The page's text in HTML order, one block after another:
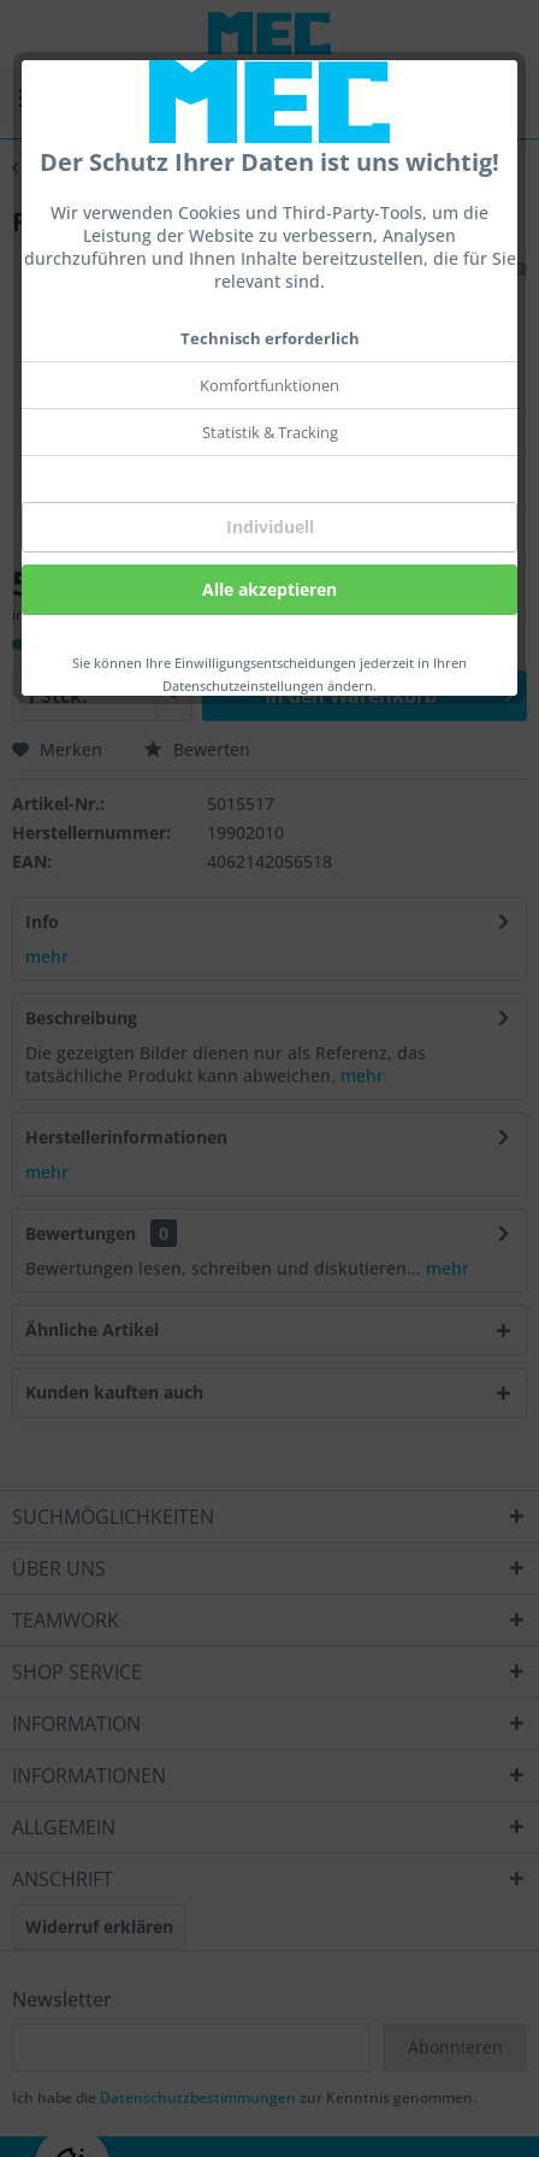
Der Schutz Ihrer Daten ist uns wichtig!
Wir verwenden Cookies und Third-Party-Tools, um die
Leistung der Website zu verbessern, Analysen
durchzuführen und Ihnen Inhalte bereitzustellen, die für Sie
relevant sind.
Technisch erforderlich
Komfortfunktionen
Statistik & Tracking
Individuell
Alle akzeptieren
Sie können Ihre Einwilligungsentscheidungen jederzeit in Ihren
Datenschutzeinstellungen ändern.
Übersicht Augenabdeckungen
Flap VD
57,00 € *
inkl. MwSt.zzgl. Versandkosten
In denWarenkorb
Merken Bewerten
Artikel-Nr.:
5015517
Herstellernummer:
19902010
EAN:
4062142056518
Info
mehr
Beschreibung
Die gezeigten Bilder dienen nur als Referenz, das
tatsächliche Produkt kann abweichen. mehr
Herstellerinformationen
mehr
Bewertungen
0
Bewertungen lesen, schreiben und diskutieren... mehr
Ähnliche Artikel
Kunden kauften auch
SUCHMÖGLICHKEITEN
ÜBER UNS
TEAMWORK
SHOP SERVICE
INFORMATION
INFORMATIONEN
ALLGEMEIN
ANSCHRIFT
Widerruf erklären
Newsletter
Abonnieren
Ich habe die Datenschutzbestimmungen zur Kenntnis genommen.